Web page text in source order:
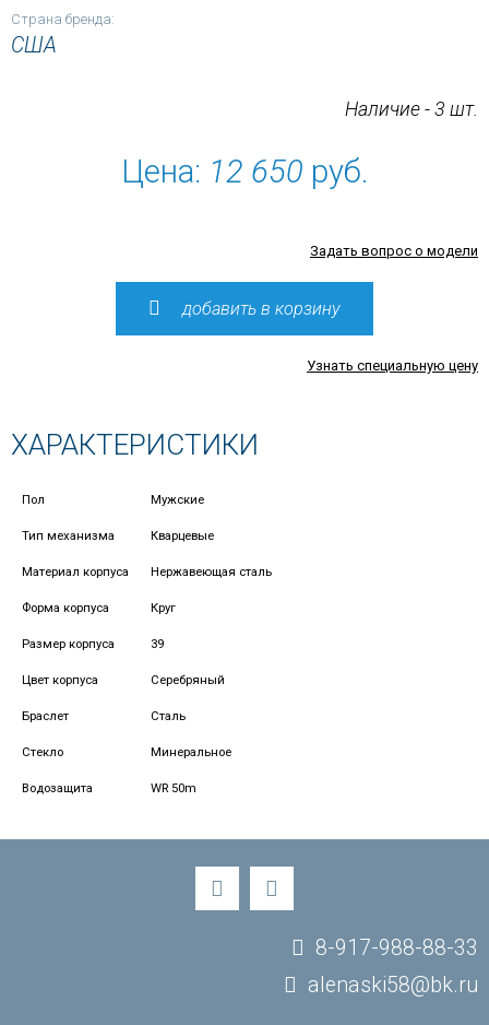
Страна бренда:
США
Наличие - 3 шт.
Цена: 12 650 руб.
Задать вопрос о модели
добавить в корзину
Узнать специальную цену
ХАРАКТЕРИСТИКИ
Пол Мужские
Тип механизма Кварцевые
Материал корпуса Нержавеющая сталь
Форма корпуса Круг
Размер корпуса 39
Цвет корпуса Серебряный
Браслет Сталь
Стекло Минеральное
Водозащита WR 50m
8-917-988-88-33
alenaski58@bk.ru